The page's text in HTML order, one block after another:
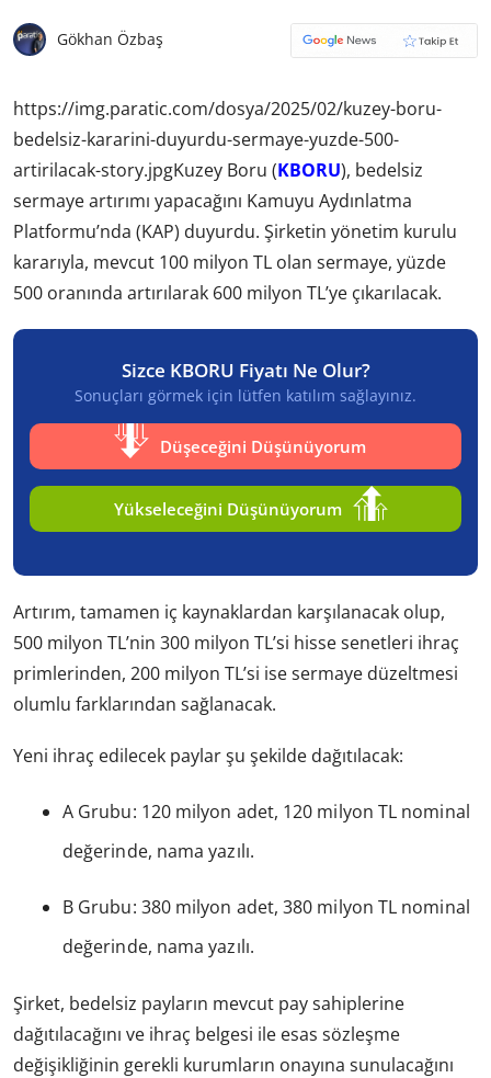
Gökhan Özbaş
https://img.paratic.com/dosya/2025/02/kuzey-boru-
bedelsiz-kararini-duyurdu-sermaye-yuzde-500-
artirilacak-story.jpgKuzey Boru (KBORU), bedelsiz
sermaye artırımı yapacağını Kamuyu Aydınlatma
Platformu’nda (KAP) duyurdu. Şirketin yönetim kurulu
kararıyla, mevcut 100 milyon TL olan sermaye, yüzde
500 oranında artırılarak 600 milyon TL’ye çıkarılacak.
Sizce KBORU Fiyatı Ne Olur?
Sonuçları görmek için lütfen katılım sağlayınız.
Düşeceğini Düşünüyorum
Yükseleceğini Düşünüyorum
Artırım, tamamen iç kaynaklardan karşılanacak olup,
500 milyon TL’nin 300 milyon TL’si hisse senetleri ihraç
primlerinden, 200 milyon TL’si ise sermaye düzeltmesi
olumlu farklarından sağlanacak.
Yeni ihraç edilecek paylar şu şekilde dağıtılacak:
A Grubu: 120 milyon adet, 120 milyon TL nominal
değerinde, nama yazılı.
B Grubu: 380 milyon adet, 380 milyon TL nominal
değerinde, nama yazılı.
Şirket, bedelsiz payların mevcut pay sahiplerine
dağıtılacağını ve ihraç belgesi ile esas sözleşme
değişikliğinin gerekli kurumların onayına sunulacağını